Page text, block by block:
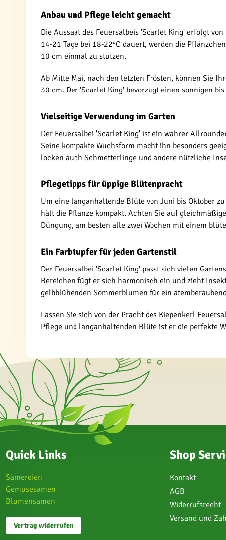
Anbau und Pflege leicht gemacht
Die Aussaat des Feuersalbeis 'Scarlet King' erfolgt
14-21 Tage bei 18-22°C dauert, werden die
10 cm einmal zu stutzen.
Ab Mitte Mai, nach den letzten Frösten, können Sie
30 cm. Der 'Scarlet King' bevorzugt einen sonnigen
Vielseitige Verwendung im Garten
Der Feuersalbei 'Scarlet King' ist ein wahrer
Seine kompakte Wuchsform macht ihn besonders
locken auch Schmetterlinge und andere nützliche
Pflegetipps für üppige Blütenpracht
Um eine langanhaltende Blüte von Juni bis Oktober
hält die Pflanze kompakt. Achten Sie auf
Düngung, am besten alle zwei Wochen mit einem
Ein Farbtupfer für jeden Gartenstil
Der Feuersalbei 'Scarlet King' passt sich vielen
Bereichen fügt er sich harmonisch ein und zieht
gelbblühenden Sommerblumen für ein
Lassen Sie sich von der Pracht des Kiepenkerl
Pflege und langanhaltenden Blüte ist er die perfekte
Quick Links
Sämereien
Gemüsesamen
Blumensamen
Vertrag widerrufen
Shop
Kontakt
AGB
Widerrufsrecht
Versand und